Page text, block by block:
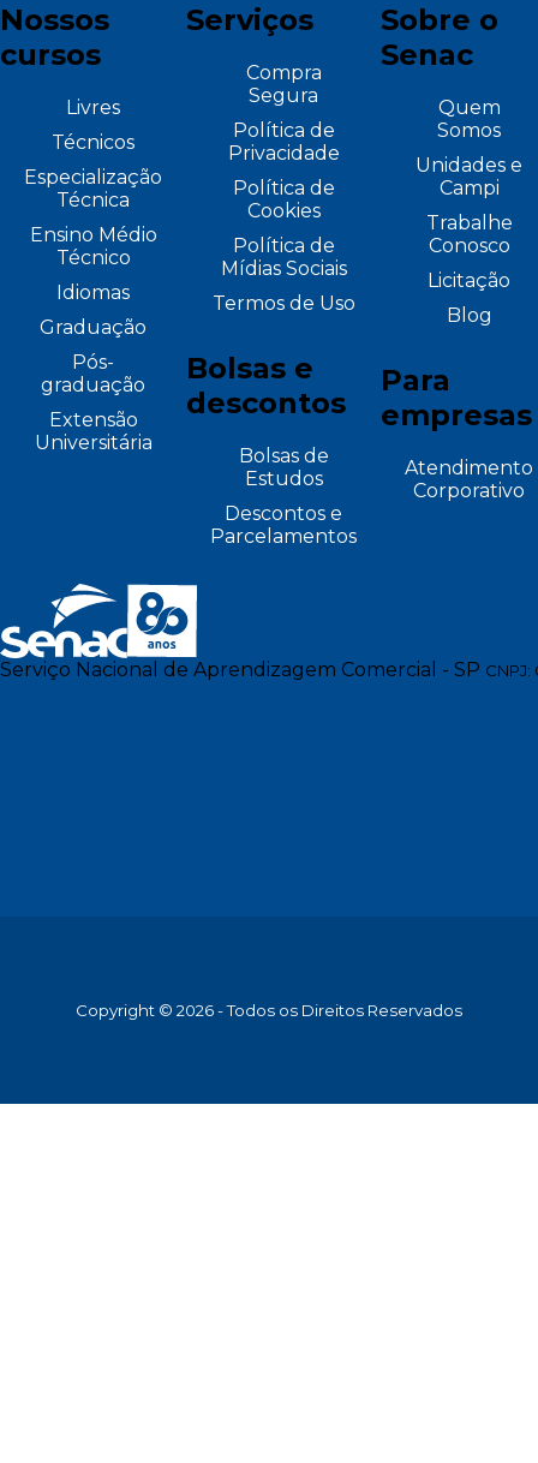
Nossos
cursos
Livres
Técnicos
Especialização
Técnica
Ensino Médio
Técnico
Idiomas
Graduação
Pós-
graduação
Extensão
Universitária
Serviços
Compra
Segura
Política de
Privacidade
Política de
Cookies
Política de
Mídias Sociais
Termos de Uso
Bolsas e
descontos
Bolsas de
Estudos
Descontos e
Parcelamentos
Sobre o
Senac
Quem
Somos
Unidades e
Campi
Trabalhe
Conosco
Licitação
Blog
Para
empresas
Atendimento
Corporativo
Serviço Nacional de Aprendizagem Comercial - SP
Copyright © 2026 - Todos os Direitos Reservados